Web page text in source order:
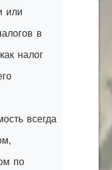
или
в
налог
всегда
по